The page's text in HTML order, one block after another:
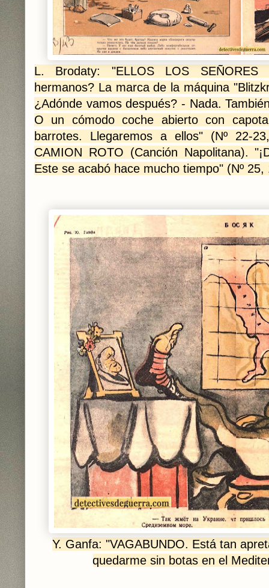
L. Brodaty: "ELLOS LOS SEÑORES
hermanos? La marca de la máquina
¿Adónde vamos después? - Nada.
O un cómodo coche abierto con
barrotes. Llegaremos a ellos" (Nº 22-
CAMION ROTO (Canción Napolitana).
Este se acabó hace mucho tiempo" (Nº 25,
Y. Ganfa: "VAGABUNDO. Está tan
quedarme sin botas en el